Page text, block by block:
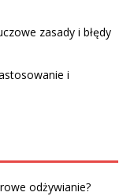
zasady i błędy
i
odżywianie?